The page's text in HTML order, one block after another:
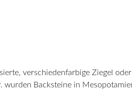
verschiedenfarbige Ziegel
wurden Backsteine in